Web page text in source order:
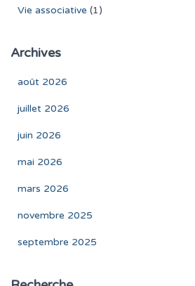
Vie associative (1)
Archives
août 2026
juillet 2026
juin 2026
mai 2026
mars 2026
novembre 2025
septembre 2025